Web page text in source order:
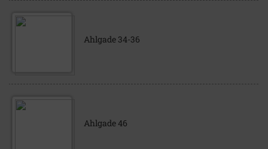
Ahlgade 34-36
Ahlgade 46